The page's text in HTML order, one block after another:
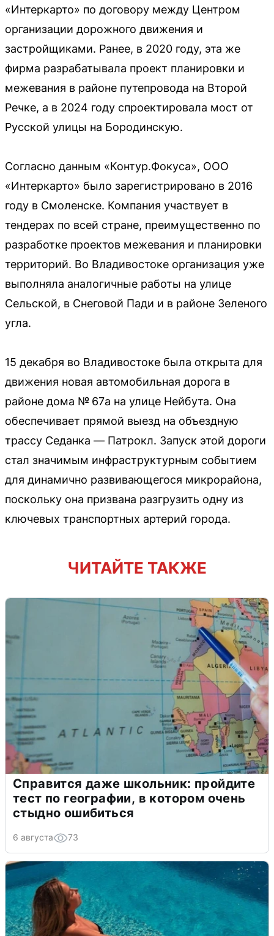
«Интеркарто» по договору между Центром
организации дорожного движения и
застройщиками. Ранее, в 2020 году, эта же
фирма разрабатывала проект планировки и
межевания в районе путепровода на Второй
Речке, а в 2024 году спроектировала мост от
Русской улицы на Бородинскую.
Согласно данным «Контур.Фокуса», ООО
«Интеркарто» было зарегистрировано в 2016
году в Смоленске. Компания участвует в
тендерах по всей стране, преимущественно по
разработке проектов межевания и планировки
территорий. Во Владивостоке организация уже
выполняла аналогичные работы на улице
Сельской, в Снеговой Пади и в районе Зеленого
угла.
15 декабря во Владивостоке была открыта для
движения новая автомобильная дорога в
районе дома № 67а на улице Нейбута. Она
обеспечивает прямой выезд на объездную
трассу Седанка — Патрокл. Запуск этой дороги
стал значимым инфраструктурным событием
для динамично развивающегося микрорайона,
поскольку она призвана разгрузить одну из
ключевых транспортных артерий города.
ЧИТАЙТЕ ТАКЖЕ
Справится даже школьник: пройдите
тест по географии, в котором очень
стыдно ошибиться
6 августа 73